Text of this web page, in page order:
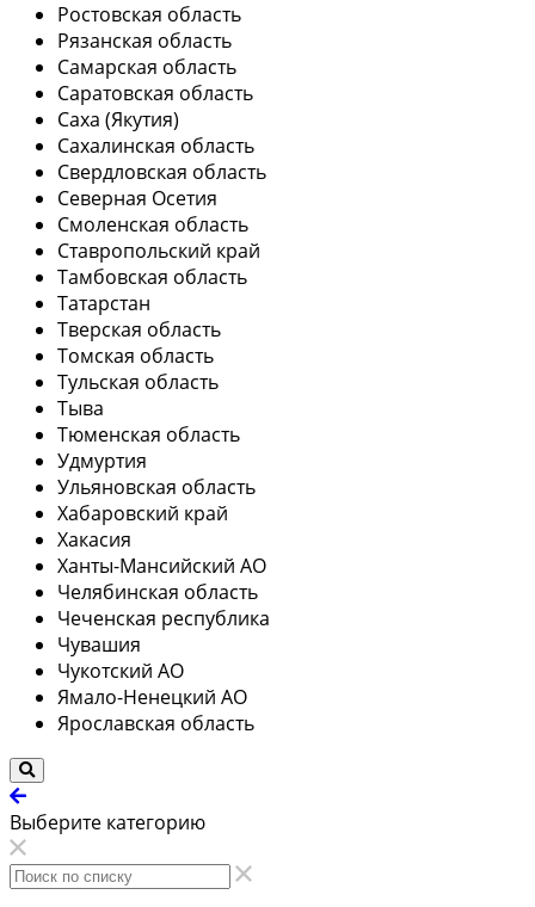
Ростовская область
Рязанская область
Самарская область
Саратовская область
Саха (Якутия)
Сахалинская область
Свердловская область
Северная Осетия
Смоленская область
Ставропольский край
Тамбовская область
Татарстан
Тверская область
Томская область
Тульская область
Тыва
Тюменская область
Удмуртия
Ульяновская область
Хабаровский край
Хакасия
Ханты-Мансийский АО
Челябинская область
Чеченская республика
Чувашия
Чукотский АО
Ямало-Ненецкий АО
Ярославская область
Выберите категорию